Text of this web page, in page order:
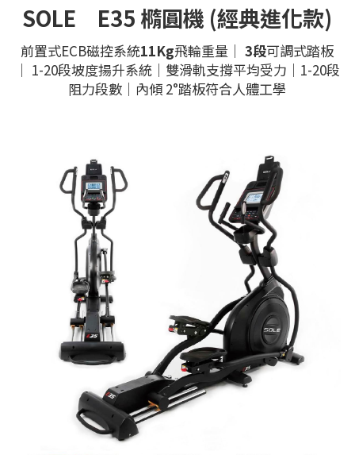
SOLE　E35 橢圓機 (經典進化款)
前置式ECB磁控系統11Kg飛輪重量｜ 3段可調式踏板
｜ 1-20段坡度揚升系統｜雙滑軌支撐平均受力｜1-20段
阻力段數｜內傾 2°踏板符合人體工學